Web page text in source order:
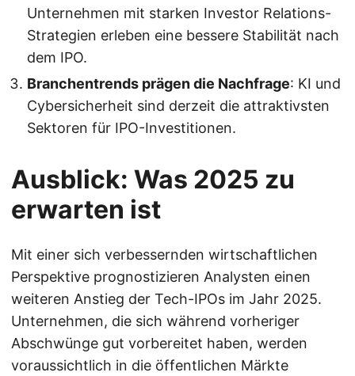
Unternehmen mit starken Investor Relations-
Strategien erleben eine bessere Stabilität nach
dem IPO.
Branchentrends prägen die Nachfrage: KI und
Cybersicherheit sind derzeit die attraktivsten
Sektoren für IPO-Investitionen.
Ausblick: Was 2025 zu
erwarten ist
Mit einer sich verbessernden wirtschaftlichen
Perspektive prognostizieren Analysten einen
weiteren Anstieg der Tech-IPOs im Jahr 2025.
Unternehmen, die sich während vorheriger
Abschwünge gut vorbereitet haben, werden
voraussichtlich in die öffentlichen Märkte